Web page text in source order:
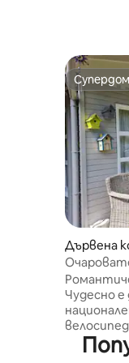
Дървена
al
Чудесно
ездачи
(пътечка